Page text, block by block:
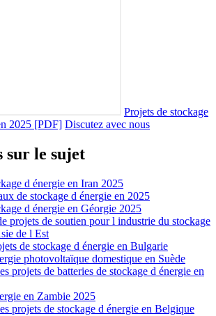
Projets de stockage
2025 [PDF] Discutez avec nous
sur le sujet
d énergie en Iran 2025
de stockage d énergie en 2025
d énergie en Géorgie 2025
projets de soutien pour l industrie du stockage
de l Est
de stockage d énergie en Bulgarie
photovoltaïque domestique en Suède
projets de batteries de stockage d énergie en
en Zambie 2025
projets de stockage d énergie en Belgique